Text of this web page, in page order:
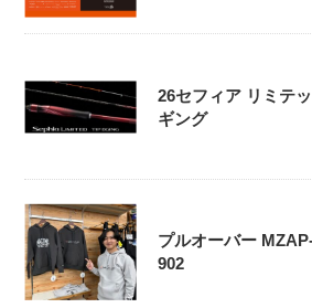
26セフィア リミテ
ギング
プルオーバー
902